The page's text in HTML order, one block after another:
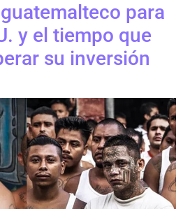
para
y el tiempo que
su inversión